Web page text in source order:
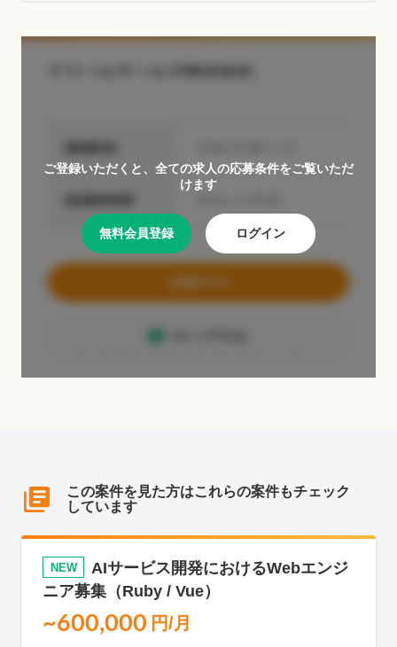
ご登録いただくと、全ての求人の応募条件をご覧いただ
けます
無料会員登録 ログイン
この案件を見た方はこれらの案件もチェック
しています
NEW
AIサービス開発におけるWebエンジ
ニア募集（Ruby / Vue）
~600,000 円/月